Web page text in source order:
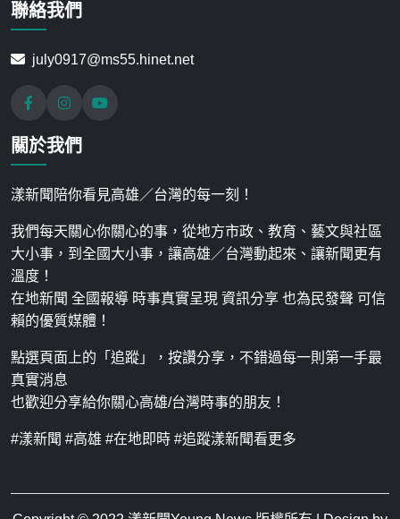
聯絡我們
july0917@ms55.hinet.net
關於我們
漾新聞陪你看見高雄／台灣的每一刻！
我們每天關心你關心的事，從地方市政、教育、藝文與社區
大小事，到全國大小事，讓高雄／台灣動起來、讓新聞更有
溫度！
在地新聞 全國報導 時事真實呈現 資訊分享 也為民發聲 可信
賴的優質媒體！
點選頁面上的「追蹤」，按讚分享，不錯過每一則第一手最
真實消息
也歡迎分享給你關心高雄/台灣時事的朋友！
#漾新聞 #高雄 #在地即時 #追蹤漾新聞看更多